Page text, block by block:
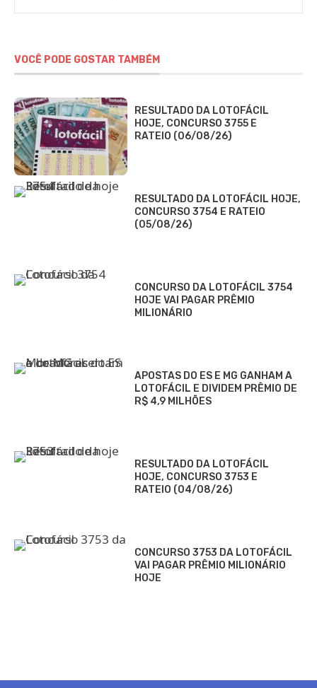
VOCÊ PODE GOSTAR TAMBÉM
RESULTADO DA LOTOFÁCIL
HOJE, CONCURSO 3755 E
RATEIO (06/08/26)
RESULTADO DA LOTOFÁCIL HOJE,
CONCURSO 3754 E RATEIO
(05/08/26)
CONCURSO DA LOTOFÁCIL 3754
HOJE VAI PAGAR PRÊMIO
MILIONÁRIO
APOSTAS DO ES E MG GANHAM A
LOTOFÁCIL E DIVIDEM PRÊMIO DE
R$ 4,9 MILHÕES
RESULTADO DA LOTOFÁCIL
HOJE, CONCURSO 3753 E
RATEIO (04/08/26)
CONCURSO 3753 DA LOTOFÁCIL
VAI PAGAR PRÊMIO MILIONÁRIO
HOJE